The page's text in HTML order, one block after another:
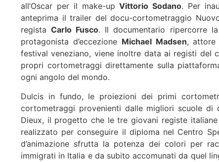
all’Oscar per il make-upVittorio Sodano. Per
anteprima il trailer del docu-cortometraggio
registaCarlo Fusco. Il documentario ripercorre
protagonista d’eccezione Michael Madsen, attore
festival veneziano, viene inoltre data ai registi del
propri cortometraggi direttamente sulla
ogni angolo del mondo.
Dulcis in fundo, le proiezioni dei primi
cortometraggi provenienti dalle migliori scuole
Dieux, il progetto che le tre giovani registe italiane
realizzato per conseguire il diploma nel Centro
d’animazione sfrutta la potenza dei colori per
immigrati in Italia e da subito accomunati da quel